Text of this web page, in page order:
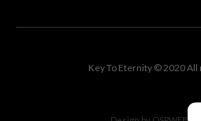
Key To Eternity © 2020